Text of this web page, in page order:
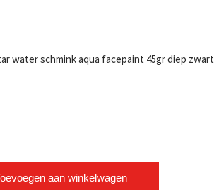
water schmink aqua facepaint 45gr diep zwart
aan winkelwagen